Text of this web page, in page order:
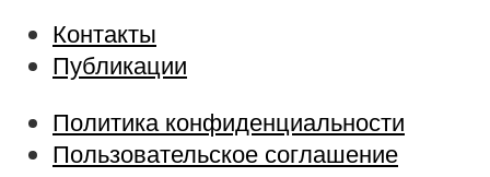
Контакты
Публикации
Политика конфиденциальности
Пользовательское соглашение